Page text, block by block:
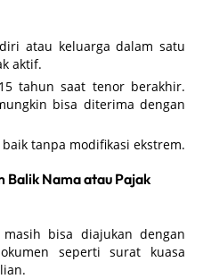
atau keluarga dalam satu
aktif.
tahun saat tenor berakhir.
bisa diterima dengan
tanpa modifikasi ekstrem.
Balik Nama atau Pajak
bisa diajukan dengan
seperti surat kuasa